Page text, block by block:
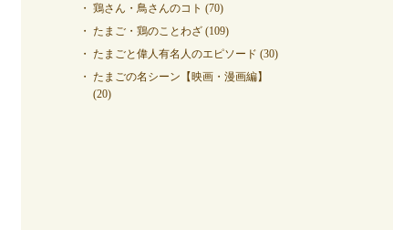
鶏さん・鳥さんのコト (70)
たまご・鶏のことわざ (109)
たまごと偉人有名人のエピソード (30)
たまごの名シーン【映画・漫画編】
(20)